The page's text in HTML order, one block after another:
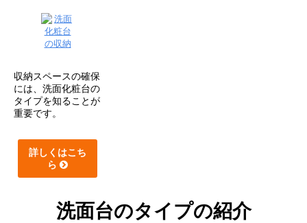
収納スペースの確保
には、洗面化粧台の
タイプを知ることが
重要です。
詳しくはこち
ら
洗面台のタイプの紹介